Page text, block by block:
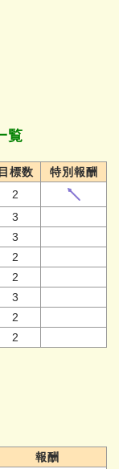
覧
目標数
特別報酬
2
3
3
2
2
3
2
2
報酬